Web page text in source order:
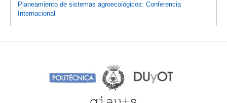
Planeamiento de sistemas agroecológicos: Conferencia
Internacional